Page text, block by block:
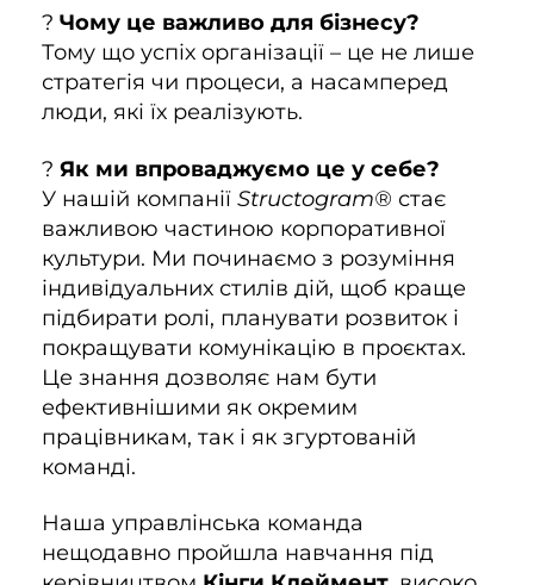
? Чому це важливо для бізнесу?
Тому що успіх організації – це не лише
стратегія чи процеси, а насамперед
люди, які їх реалізують.
? Як ми впроваджуємо це у себе?
У нашій компанії Structogram® стає
важливою частиною корпоративної
культури. Ми починаємо з розуміння
індивідуальних стилів дій, щоб краще
підбирати ролі, планувати розвиток і
покращувати комунікацію в проєктах.
Це знання дозволяє нам бути
ефективнішими як окремим
працівникам, так і як згуртованій
команді.
Наша управлінська команда
нещодавно пройшла навчання під